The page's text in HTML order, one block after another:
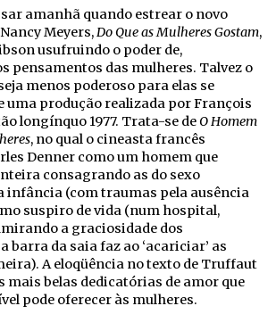
amanhã quando estrear o novo
Meyers,Do Que as Mulheres Gostam,
usufruindo o poder de,
pensamentos das mulheres. Talvez o
menos poderoso para elas se
uma produção realizada por François
longínquo 1977. Trata-se deO Homem
, no qual o cineasta francês
Denner como um homem que
consagrando as do sexo
infância (com traumas pela ausência
suspiro de vida (num hospital,
a graciosidade dos
barra da saia faz ao ‘acariciar’ as
A eloqüência no texto de Truffaut
mais belas dedicatórias de amor que
pode oferecer às mulheres.